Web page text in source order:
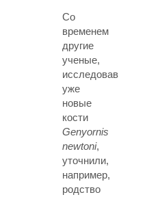
Со
временем
другие
ученые,
исследовав
уже
новые
кости
Genyornis
newtoni,
уточнили,
например,
родство